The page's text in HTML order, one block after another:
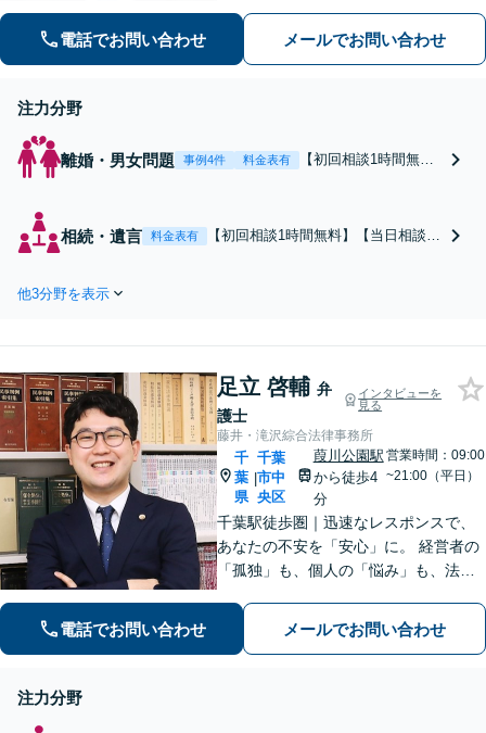
早めにご相談ください。じっくりとお
話を伺い、不安なこと何でもお答えし
ます。
電話でお問い合わせ メールでお問い合わせ
注力分野
離婚・男女問題 事例4件 料金表有
【初回相談1時間無
5年の実績】法律のプ
ロだけが知っている上
／男性側／熟年離婚な
ど弁護経験豊富です。
相続・遺言 料金表有
【初回相談1時間無料】【当日相談
産分割、相続放棄、相続税のことな
他3分野を表示
足立 啓輔 弁
護士
インタビューを
見る
藤井・滝沢綜合法律事務所
千
葉
県
|
千葉
市中
央区
葭川公園駅
から徒歩4
分
営業時間：09:00
~21:00（平日）
千葉駅徒歩圏｜迅速なレスポンスで、
あなたの不安を「安心」に。 経営者の
「孤独」も、個人の「悩み」も、法務
務】法務と経営のダブル顧問 【労働問
題】不当解雇・残業代請求 【債務整
電話でお問い合わせ メールでお問い合わせ
注力分野